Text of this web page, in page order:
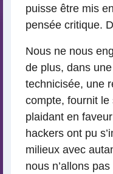
puisse être mis
pensée critique.
Nous ne nous
de plus, dans
technicisée, une
compte, fournit
plaidant en
hackers ont pu
milieux avec
nous n’allons